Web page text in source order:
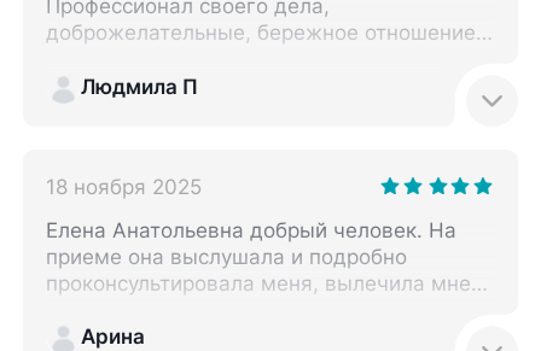
Профессионал своего дела,
доброжелательные, бережное отношение к
замечательному доктору!
Людмила П
18 ноября 2025
Елена Анатольевна добрый человек. На
приеме она выслушала и подробно
проконсультировала меня, вылечила мне
повторно!
Арина